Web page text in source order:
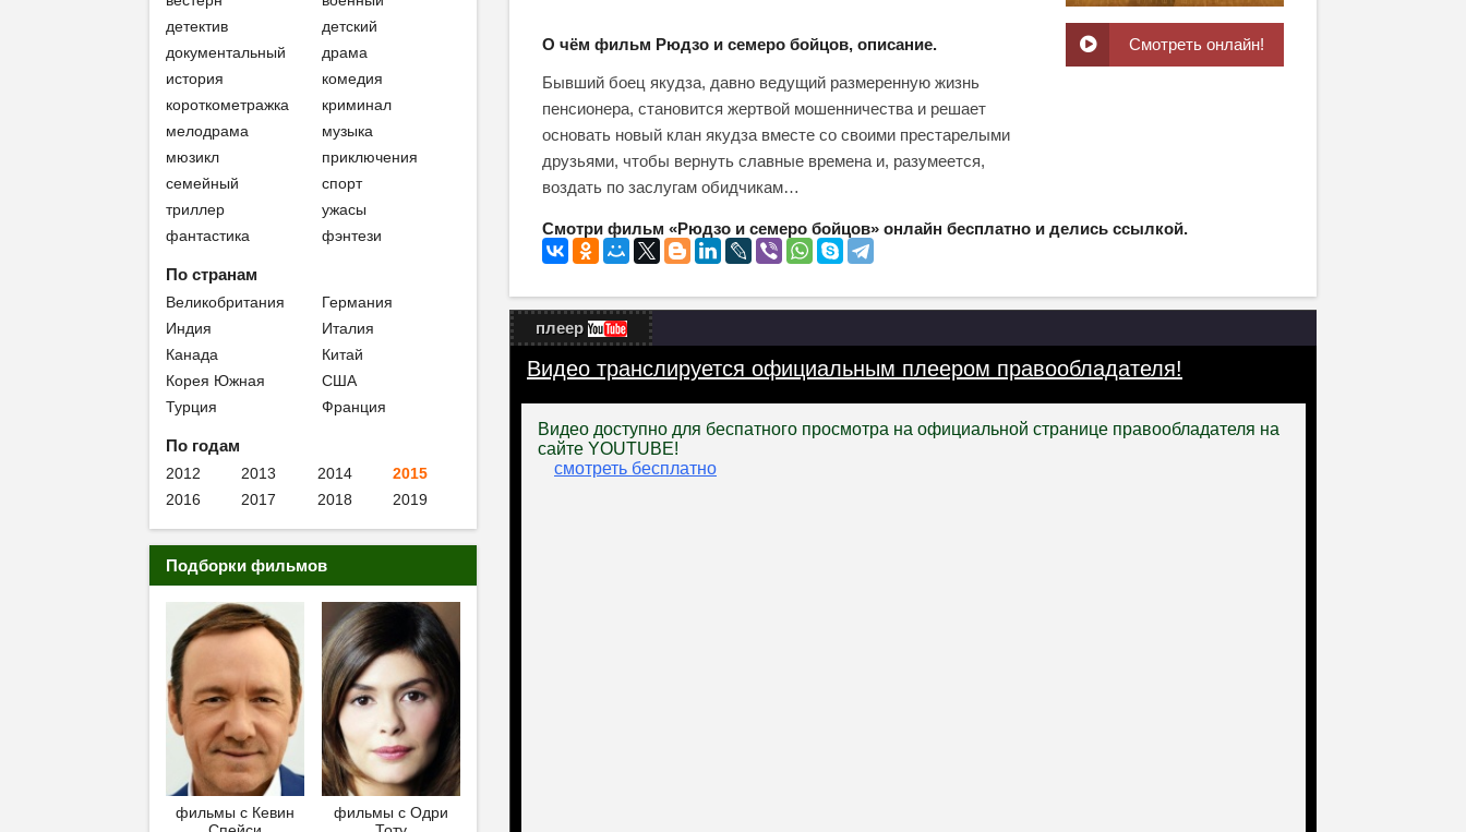
О чём фильм Рюдзо и семеро бойцов, описание.
Бывший боец якудза, давно ведущий размеренную жизнь
пенсионера, становится жертвой мошенничества и решает
основать новый клан якудза вместе со своими престарелыми
друзьями, чтобы вернуть славные времена и, разумеется,
воздать по заслугам обидчикам…
Смотреть онлайн!
Смотри фильм «Рюдзо и семеро бойцов» онлайн бесплатно и делись ссылкой.
плеер
Видео транслируется официальным плеером правообладателя!
детектив
детский
документальный
драма
история
комедия
короткометражка
криминал
мелодрама
музыка
мюзикл
приключения
семейный
спорт
триллер
ужасы
фантастика
фэнтези
По странам
Великобритания
Германия
Индия
Италия
Канада
Китай
Корея Южная
США
Турция
Франция
По годам
2012 2013 2014
2015
2016
2017 2018 2019
Подборки фильмов
фильмы с Кевин
фильмы с Одри